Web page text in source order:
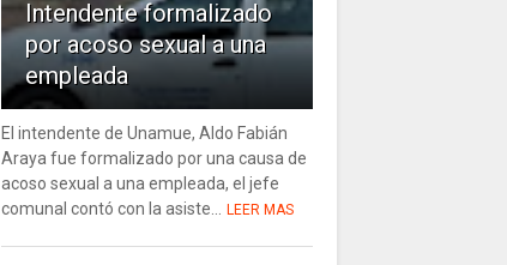
Intendente formalizado
por acoso sexual a una
empleada
El intendente de Unamue, Aldo Fabián
Araya fue formalizado por una causa de
acoso sexual a una empleada, el jefe
comunal contó con la asiste... LEER MAS